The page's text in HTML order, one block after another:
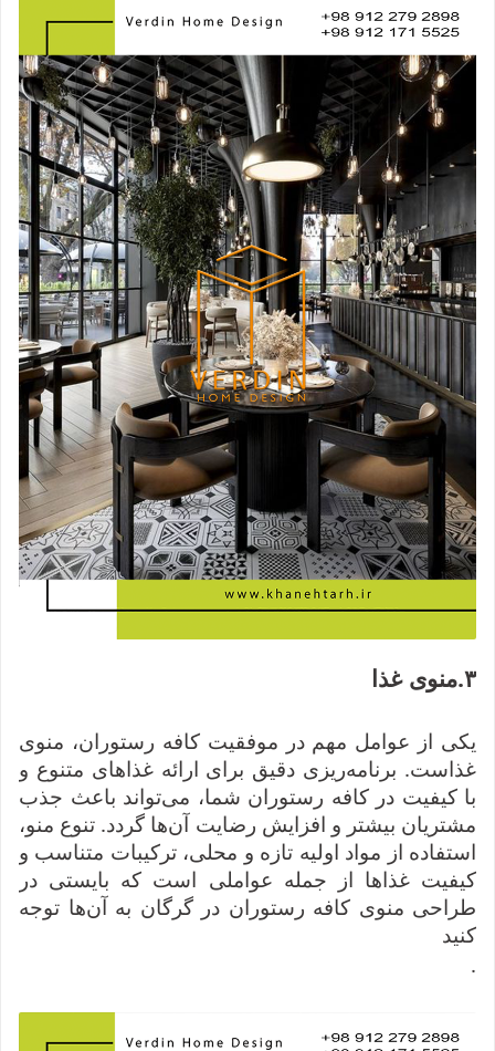
۳.منوی غذا
یکی از عوامل مهم در موفقیت کافه رستوران، منوی
غذاست. برنامه‌ریزی دقیق برای ارائه غذاهای متنوع و
با کیفیت در کافه رستوران شما، می‌تواند باعث جذب
مشتریان بیشتر و افزایش رضایت آن‌ها گردد. تنوع منو،
استفاده از مواد اولیه تازه و محلی، ترکیبات متناسب و
کیفیت غذاها از جمله عواملی است که بایستی در
طراحی منوی کافه رستوران در گرگان به آن‌ها توجه
کنید
.